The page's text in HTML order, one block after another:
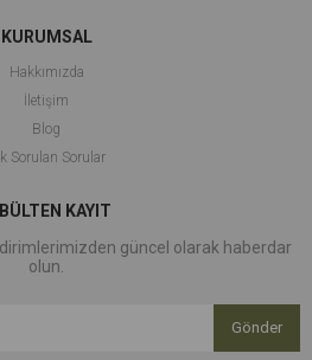
KURUMSAL
Hakkımızda
İletişim
Blog
Sorulan Sorular
KAYIT
güncel olarak haberdar
olun.
Gönder